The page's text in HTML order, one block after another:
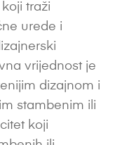
traži
urede i
vrijednost je
dizajnom i
stambenim ili
koji